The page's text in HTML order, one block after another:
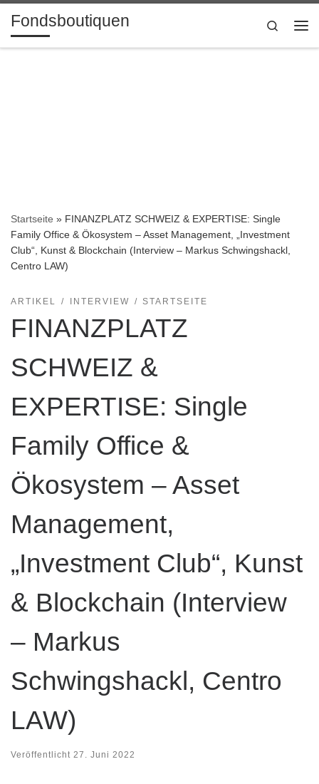
Zum Inhalt springen
Fondsboutiquen
Search
Startseite » FINANZPLATZ SCHWEIZ & EXPERTISE: Single
Family Office & Ökosystem – Asset Management, „Investment
Club“, Kunst & Blockchain (Interview – Markus Schwingshackl,
Centro LAW)
ARTIKEL INTERVIEW STARTSEITE
FINANZPLATZ
SCHWEIZ &
EXPERTISE: Single
Family Office &
Ökosystem – Asset
Management,
„Investment Club“, Kunst
& Blockchain (Interview
– Markus
Schwingshackl, Centro
LAW)
Veröffentlicht 27. Juni 2022